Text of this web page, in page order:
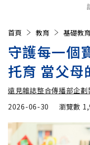
首頁 教育 基礎教
守護每一個
托育 當父母
遠見雜誌整合傳播部企劃
2026-06-30
瀏覽數